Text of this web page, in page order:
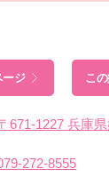
ージ こ
671-1227 兵庫
272-8555